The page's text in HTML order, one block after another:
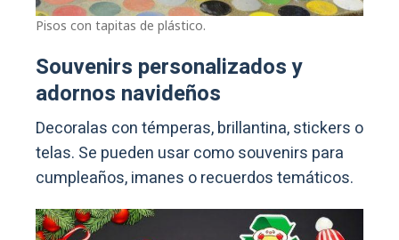
Pisos con tapitas de plástico.
Souvenirs personalizados y
adornos navideños
Decoralas con témperas, brillantina, stickers o
telas. Se pueden usar como souvenirs para
cumpleaños, imanes o recuerdos temáticos.